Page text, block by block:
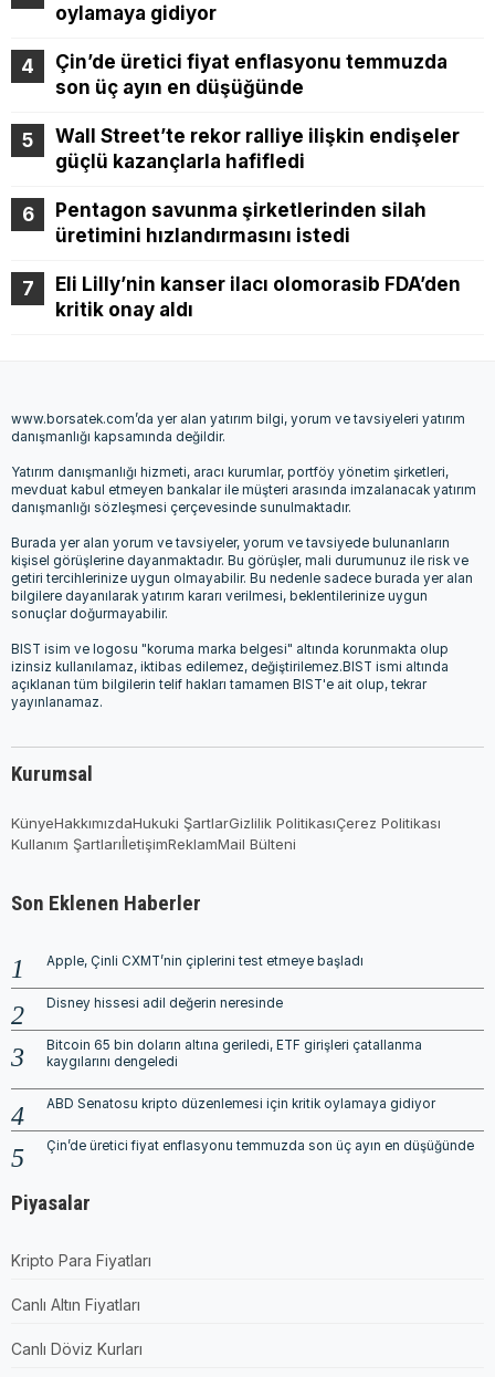
oylamaya gidiyor
Çin’de üretici fiyat enflasyonu temmuzda
son üç ayın en düşüğünde
Wall Street’te rekor ralliye ilişkin endişeler
güçlü kazançlarla hafifledi
Pentagon savunma şirketlerinden silah
üretimini hızlandırmasını istedi
Eli Lilly’nin kanser ilacı olomorasib FDA’den
kritik onay aldı
www.borsatek.com’da yer alan yatırım bilgi, yorum ve tavsiyeleri yatırım
danışmanlığı kapsamında değildir.
Yatırım danışmanlığı hizmeti, aracı kurumlar, portföy yönetim şirketleri,
mevduat kabul etmeyen bankalar ile müşteri arasında imzalanacak yatırım
danışmanlığı sözleşmesi çerçevesinde sunulmaktadır.
Burada yer alan yorum ve tavsiyeler, yorum ve tavsiyede bulunanların
kişisel görüşlerine dayanmaktadır. Bu görüşler, mali durumunuz ile risk ve
getiri tercihlerinize uygun olmayabilir. Bu nedenle sadece burada yer alan
bilgilere dayanılarak yatırım kararı verilmesi, beklentilerinize uygun
sonuçlar doğurmayabilir.
BIST isim ve logosu "koruma marka belgesi" altında korunmakta olup
izinsiz kullanılamaz, iktibas edilemez, değiştirilemez.BIST ismi altında
açıklanan tüm bilgilerin telif hakları tamamen BIST'e ait olup, tekrar
yayınlanamaz.
Kurumsal
KünyeHakkımızdaHukuki ŞartlarGizlilik PolitikasıÇerez Politikası
Kullanım ŞartlarıİletişimReklamMail Bülteni
Son Eklenen Haberler
Apple, Çinli CXMT’nin çiplerini test etmeye başladı
Disney hissesi adil değerin neresinde
Bitcoin 65 bin doların altına geriledi, ETF girişleri çatallanma
kaygılarını dengeledi
ABD Senatosu kripto düzenlemesi için kritik oylamaya gidiyor
Çin’de üretici fiyat enflasyonu temmuzda son üç ayın en düşüğünde
Piyasalar
Kripto Para Fiyatları
Canlı Altın Fiyatları
Canlı Döviz Kurları